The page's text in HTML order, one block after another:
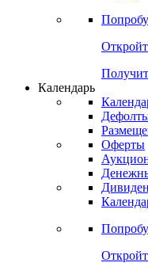
Календарь
Оферты